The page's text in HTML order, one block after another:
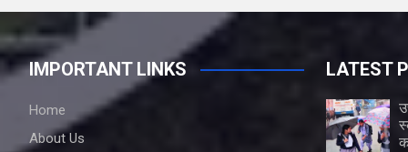
IMPORTANT LINKS
Home
About Us
LATEST